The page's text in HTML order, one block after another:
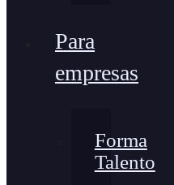
Para
empresas
Forma
Talento